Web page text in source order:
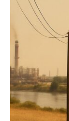
Life
Interview
Article
Tech